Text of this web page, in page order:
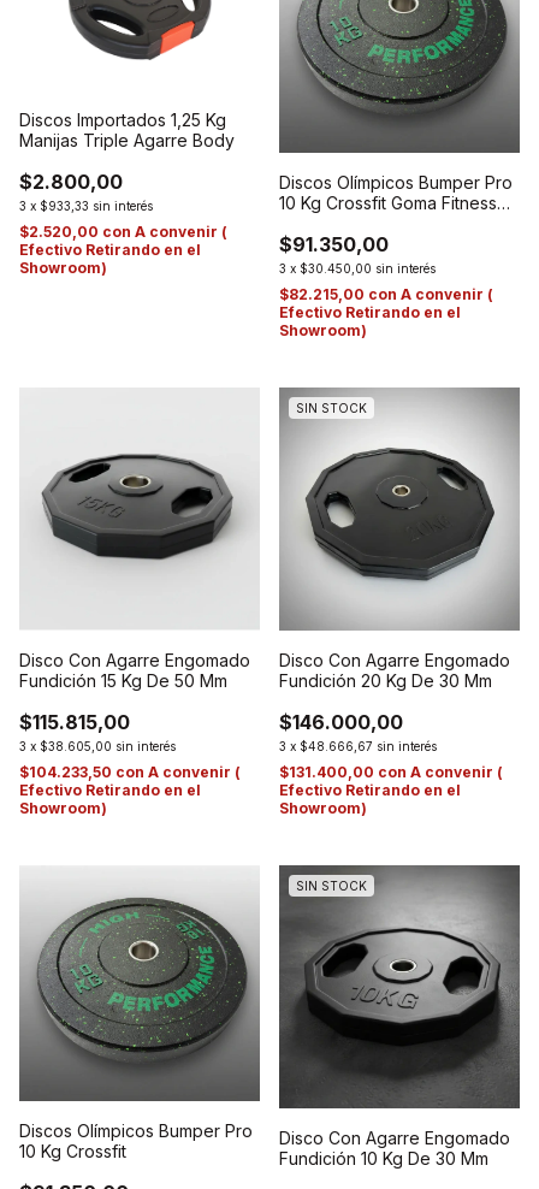
Discos Importados 1,25 Kg
Manijas Triple Agarre Body
$2.800,00
3 x $933,33 sin interés
$2.520,00 con A convenir (
Efectivo Retirando en el
Showroom)
Discos Olímpicos Bumper Pro
10 Kg Crossfit Goma Fitness
$91.350,00
3 x $30.450,00 sin interés
$82.215,00 con A convenir (
Efectivo Retirando en el
Showroom)
Disco Con Agarre Engomado
Fundición 15 Kg De 50 Mm
$115.815,00
3 x $38.605,00 sin interés
$104.233,50 con A convenir (
Efectivo Retirando en el
Showroom)
SIN STOCK
Disco Con Agarre Engomado
Fundición 20 Kg De 30 Mm
$146.000,00
3 x $48.666,67 sin interés
$131.400,00 con A convenir (
Efectivo Retirando en el
Showroom)
Discos Olímpicos Bumper Pro
10 Kg Crossfit
SIN STOCK
Disco Con Agarre Engomado
Fundición 10 Kg De 30 Mm